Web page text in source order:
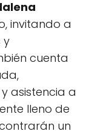
invitando a
y
cuenta
asistencia a
lleno de
un